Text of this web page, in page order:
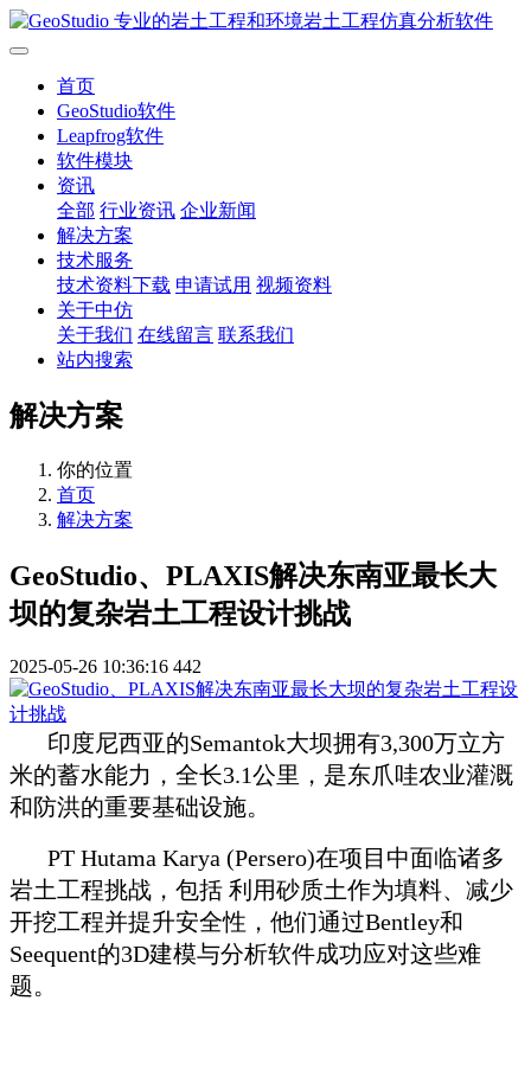
首页
GeoStudio软件
Leapfrog软件
软件模块
资讯
全部 行业资讯 企业新闻
解决方案
技术服务
技术资料下载 申请试用 视频资料
关于中仿
关于我们 在线留言 联系我们
站内搜索
解决方案
你的位置
首页
解决方案
GeoStudio、PLAXIS解决东南亚最长大
坝的复杂岩土工程设计挑战
2025-05-26 10:36:16 442
印度尼西亚的Semantok大坝拥有3,300万立方
米的蓄水能力，全长3.1公里，是东爪哇农业灌溉
和防洪的重要基础设施。
PT Hutama Karya (Persero)在项目中面临诸多
岩土工程挑战，包括 利用砂质土作为填料、减少
开挖工程并提升安全性，他们通过Bentley和
Seequent的3D建模与分析软件成功应对这些难
题。